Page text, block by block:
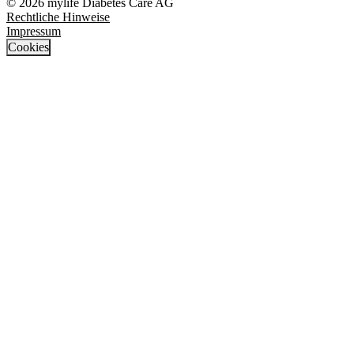
© 2026 mylife Diabetes Care AG
Rechtliche Hinweise
Impressum
Cookies